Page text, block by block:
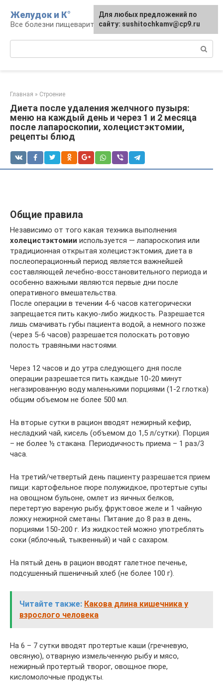
контенту
Желудок и К°
Все болезни пищеварительной системы
Главная » Строение
Диета после удаления желчного пузыря:
меню на каждый день и через 1 и 2 месяца
после лапароскопии, холецистэктомии,
рецепты блюд
Общие правила
Независимо от того какая техника выполнения
холецистэктомии используется — лапароскопия или
традиционная открытая холецистэктомия, диета в
послеоперационный период является важнейшей
составляющей лечебно-восстановительного периода и
особенно важными являются первые дни после
оперативного вмешательства.
После операции в течении 4-6 часов категорически
запрещается пить какую-либо жидкость. Разрешается
лишь смачивать губы пациента водой, а немного позже
(через 5-6 часов) разрешается полоскать ротовую
полость травяными настоями.
Через 12 часов и до утра следующего дня после
операции разрешается пить каждые 10-20 минут
негазированную воду маленькими порциями (1-2 глотка)
общим объемом не более 500 мл.
На вторые сутки в рацион вводят нежирный кефир,
несладкий чай, кисель (объемом до 1,5 л/сутки). Порция
– не более ½ стакана. Периодичность приема – 1 раз/3
часа.
На третий/четвертый день пациенту разрешается прием
пищи: картофельное пюре полужидкое, протертые супы
на овощном бульоне, омлет из яичных белков,
перетертую вареную рыбу, фруктовое желе и 1 чайную
ложку нежирной сметаны. Питание до 8 раз в день,
порциями 150-200 г. Из жидкостей можно употреблять
соки (яблочный, тыквенный) и чай с сахаром.
На пятый день в рацион вводят галетное печенье,
подсушенный пшеничный хлеб (не более 100 г).
Читайте также: Какова длина кишечника у
взрослого человека
На 6 – 7 сутки вводят протертые каши (гречневую,
овсяную), отварную измельченную рыбу и мясо,
нежирный протертый творог, овощное пюре,
кисломолочные продукты.
Для любых предложений по
сайту: podgeludka@cp9.ru
Для любых предложений по
сайту: sushitochkamv@cp9.ru